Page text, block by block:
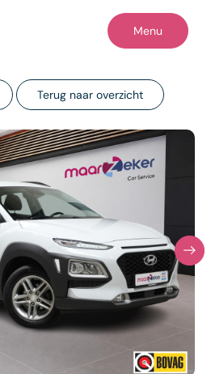
Menu
Home
Occasions
Diensten
Werkplaats
Reiniging & herstel
Contact
Vacatures
Over ons
Terug naar overzicht